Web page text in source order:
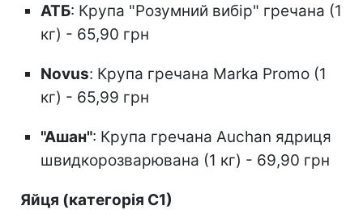
АТБ: Крупа "Розумний вибір" гречана (1
кг) - 65,90 грн
Novus: Крупа гречана Marka Promo (1
кг) - 65,99 грн
"Ашан": Крупа гречана Auchan ядриця
швидкорозварювана (1 кг) - 69,90 грн
Яйця (категорія С1)